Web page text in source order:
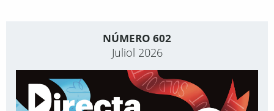
NÚMERO 602
Juliol 2026